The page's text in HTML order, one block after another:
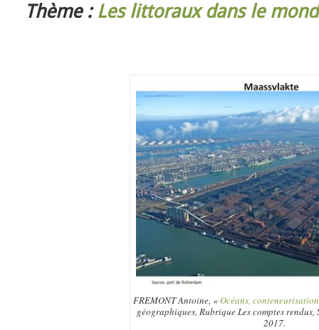
Thème : Les littoraux dans le
FREMONT Antoine, «Océans,
géographiques, Rubrique Les comptes
2017.